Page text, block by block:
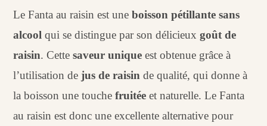
Le Fanta au raisin est uneboisson pétillante sans
alcool qui se distingue par son délicieuxgoût de
raisin. Cettesaveur unique est obtenue grâce à
l’utilisation de jus de raisin de qualité, qui donne à
la boisson une touchefruitée et naturelle. Le Fanta
au raisin est donc une excellente alternative pour